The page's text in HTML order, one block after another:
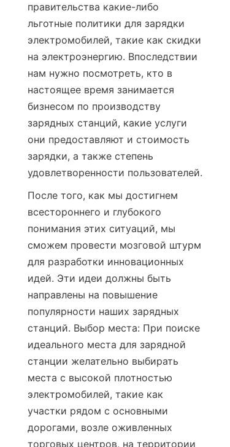
правительства какие-либо
льготные политики для зарядки
электромобилей, такие как скидки
на электроэнергию. Впоследствии
нам нужно посмотреть, кто в
настоящее время занимается
бизнесом по производству
зарядных станций, какие услуги
они предоставляют и стоимость
зарядки, а также степень
удовлетворенности пользователей.
После того, как мы достигнем
всестороннего и глубокого
понимания этих ситуаций, мы
сможем провести мозговой штурм
для разработки инновационных
идей. Эти идеи должны быть
направлены на повышение
популярности наших зарядных
станций. Выбор места: При поиске
идеального места для зарядной
станции желательно выбирать
места с высокой плотностью
электромобилей, такие как
участки рядом с основными
дорогами, возле оживленных
торговых центров, на территории